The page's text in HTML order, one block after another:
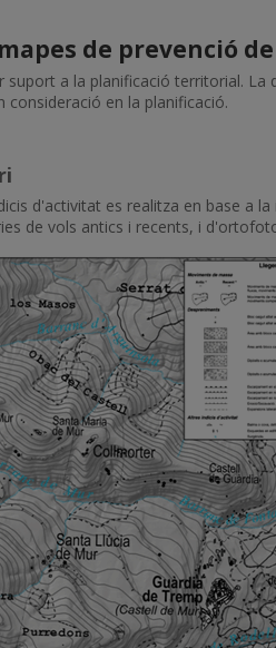
de prevenció
suport a la planificació territorial.
en la planificació.
d'activitat es realitza en base a
de vols antics i recents, i